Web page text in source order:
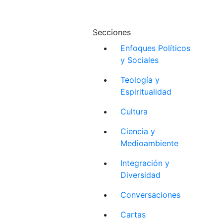
Secciones
Enfoques Políticos
y Sociales
Teología y
Espiritualidad
Cultura
Ciencia y
Medioambiente
Integración y
Diversidad
Conversaciones
Cartas